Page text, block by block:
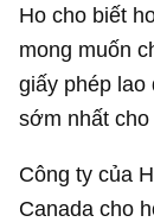
Ho cho biết
mong muốn
giấy phép lao
sớm nhất cho
Công ty của
Canada cho